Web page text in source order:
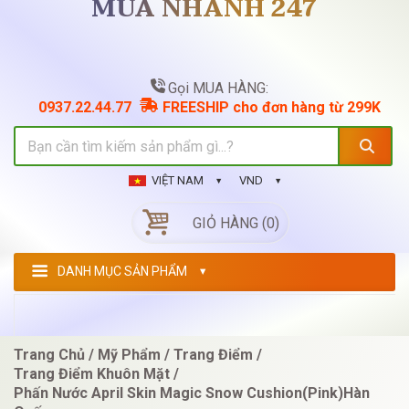
MUA NHANH 247
Gọi MUA HÀNG:
0937.22.44.77
FREESHIP cho đơn hàng từ 299K
VIỆT NAM VND
GIỎ HÀNG (0)
DANH MỤC SẢN PHẨM
Trang Chủ Mỹ Phẩm
Trang Điểm
Trang Điểm Khuôn Mặt
Phấn Nước April Skin Magic Snow Cushion(pink)Hàn